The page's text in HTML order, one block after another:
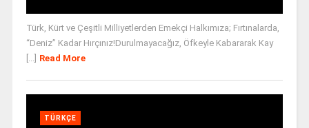
Türk, Kürt ve Çeşitli Milliyetlerden Emekçi Halkımıza; Fırtınalarda,
“Deniz” Kadar Hırçınız!Durulmayacağız, Öfkeyle Kabararak Kay
[...] Read More
TÜRKÇE